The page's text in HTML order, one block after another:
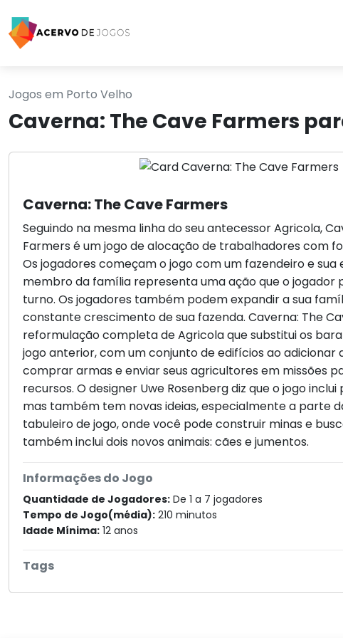
Jogos em Porto Velho
Caverna: The Cave Farmers
Caverna: The Cave Farmers
Seguindo na mesma linha do seu antecessor Agricola,
Farmers é um jogo de alocação de trabalhadores com
Os jogadores começam o jogo com um fazendeiro e sua
membro da família representa uma ação que o jogador
turno. Os jogadores também podem expandir a sua
constante crescimento de sua fazenda. Caverna: The
reformulação completa de Agricola que substitui os
jogo anterior, com um conjunto de edifícios ao adicionar
comprar armas e enviar seus agricultores em missões
recursos. O designer Uwe Rosenberg diz que o jogo
mas também tem novas ideias, especialmente a parte
tabuleiro de jogo, onde você pode construir minas e
também inclui dois novos animais: cães e jumentos.
Informações do Jogo
Quantidade de Jogadores: De 1 a 7 jogadores
Tempo de Jogo(média): 210 minutos
Idade Mínima: 12 anos
Tags